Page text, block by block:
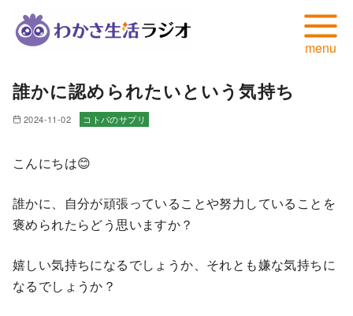
誰かに認められたいという気持ち
2024-11-02 コトバのサプリ
こんにちは😊
誰かに、自分が頑張っていることや努力していることを
褒められたらどう思いますか？
嬉しい気持ちになるでしょうか、それとも嫌な気持ちに
なるでしょうか？